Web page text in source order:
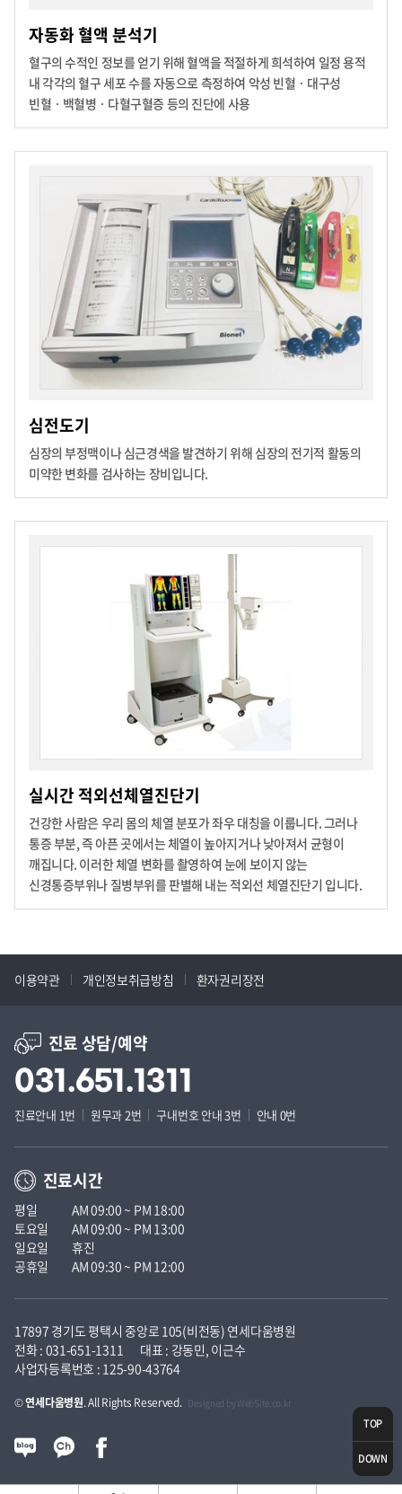
자동화 혈액 분석기
혈구의 수적인 정보를 얻기 위해 혈액을 적절하게 희석하여 일정 용적
내 각각의 혈구 세포 수를 자동으로 측정하여 악성 빈혈ㆍ대구성
빈혈ㆍ백혈병ㆍ다혈구혈증 등의 진단에 사용
심전도기
심장의 부정맥이나 심근경색을 발견하기 위해 심장의 전기적 활동의
미약한 변화를 검사하는 장비입니다.
실시간 적외선체열진단기
건강한 사람은 우리 몸의 체열 분포가 좌우 대칭을 이룹니다. 그러나
통증 부분, 즉 아픈 곳에서는 체열이 높아지거나 낮아져서 균형이
깨집니다. 이러한 체열 변화를 촬영하여 눈에 보이지 않는
신경통증부위나 질병부위를 판별해 내는 적외선 체열진단기 입니다.
TOP
DOWN
이용약관 개인정보취급방침 환자권리장전
17897 경기도 평택시 중앙로 105(비전동) 연세다움병원
전화 : 031-651-1311
대표 : 강동민, 이근수
사업자등록번호 : 125-90-43764
©연세다움병원. All Rights Reserved. Designed by WebSite.co.kr
진료 상담/예약
031.651.1311
진료안내 1번 원무과 2번 구내번호 안내 3번 안내 0번
진료시간
평일
AM 09:00 ~ PM 18:00
토요일
AM 09:00 ~ PM 13:00
일요일
휴진
공휴일
AM 09:30 ~ PM 12:00